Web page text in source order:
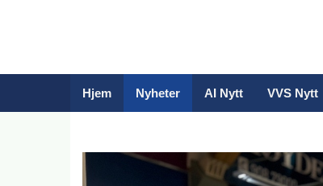
Hjem Nyheter AI Nytt VVS Nytt